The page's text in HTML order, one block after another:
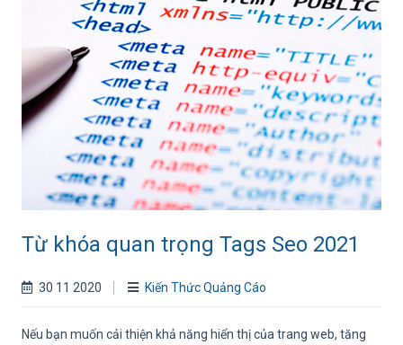
Từ khóa quan trọng Tags Seo 2021
30 11 2020 Kiến Thức Quảng Cáo
Nếu bạn muốn cải thiện khả năng hiển thị của trang web, tăng